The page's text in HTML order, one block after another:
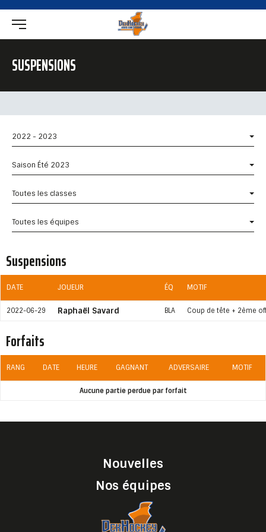
SUSPENSIONS
2022 - 2023
Saison Été 2023
Toutes les classes
Toutes les équipes
Suspensions
DATE JOUEUR ÉQ MOTIF
2022-06-29 Raphaël Savard BLA Coup de tête + 2ème
Forfaits
RANG DATE HEURE GAGNANT ADVERSAIRE MOTIF
Aucune partie perdue par forfait
Nouvelles
Nos équipes